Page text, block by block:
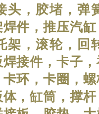
头，胶堵，弹
件，推压汽
架，滚轮，回
接件，卡子
环，卡圈，
，缸筒，撑